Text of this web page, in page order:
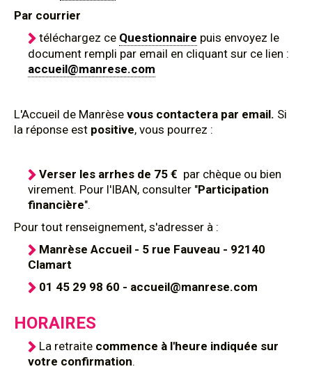
Par courrier
téléchargez ce Questionnaire puis envoyez le
document rempli par email en cliquant sur ce lien :
accueil@manrese.com
L'Accueil de Manrèse vous contactera par email. Si
la réponse est positive, vous pourrez :
Verser les arrhes de 75 € par chèque ou bien
virement. Pour l'IBAN, consulter "Participation
financière".
Pour tout renseignement, s'adresser à :
Manrèse Accueil - 5 rue Fauveau - 92140
Clamart
01 45 29 98 60 - accueil@manrese.com
HORAIRES
La retraite commence à l'heure indiquée sur
votre confirmation.